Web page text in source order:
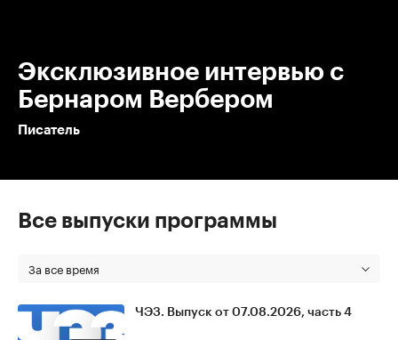
Эксклюзивное интервью с
Бернаром Вербером
Писатель
Все выпуски программы
За все время
ЧЭЗ. Выпуск от 07.08.2026, часть 4